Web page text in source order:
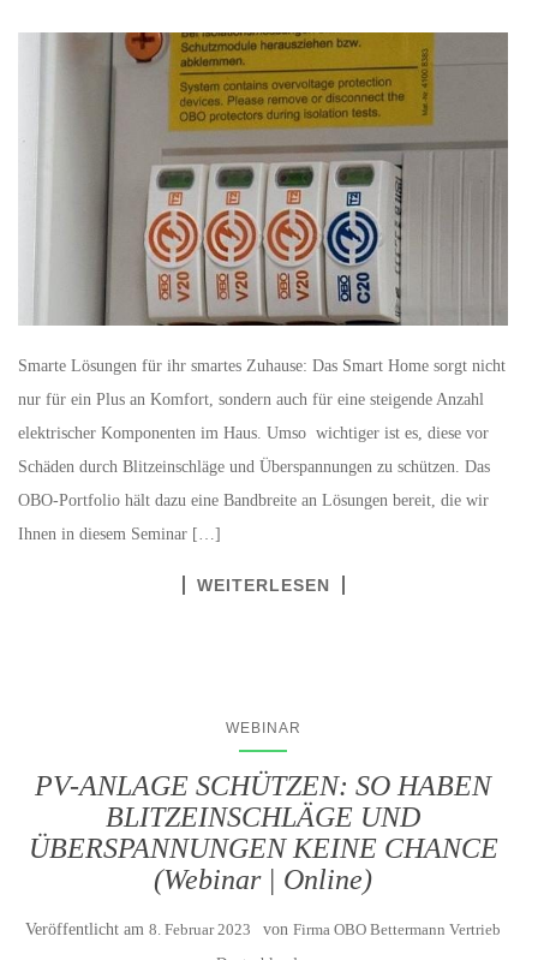
Smarte Lösungen für ihr smartes Zuhause: Das Smart Home sorgt nicht
nur für ein Plus an Komfort, sondern auch für eine steigende Anzahl
elektrischer Komponenten im Haus. Umso wichtiger ist es, diese vor
Schäden durch Blitzeinschläge und Überspannungen zu schützen. Das
OBO-Portfolio hält dazu eine Bandbreite an Lösungen bereit, die wir
Ihnen in diesem Seminar […]
WEITERLESEN
WEBINAR
PV-ANLAGE SCHÜTZEN: SO HABEN
BLITZEINSCHLÄGE UND
ÜBERSPANNUNGEN KEINE CHANCE
(Webinar | Online)
Veröffentlicht am 8. Februar 2023 von Firma OBO Bettermann Vertrieb